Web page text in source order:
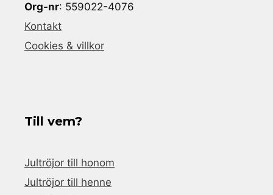
Org-nr: 559022-4076
Kontakt
Cookies & villkor
Till vem?
Jultröjor till honom
Jultröjor till henne